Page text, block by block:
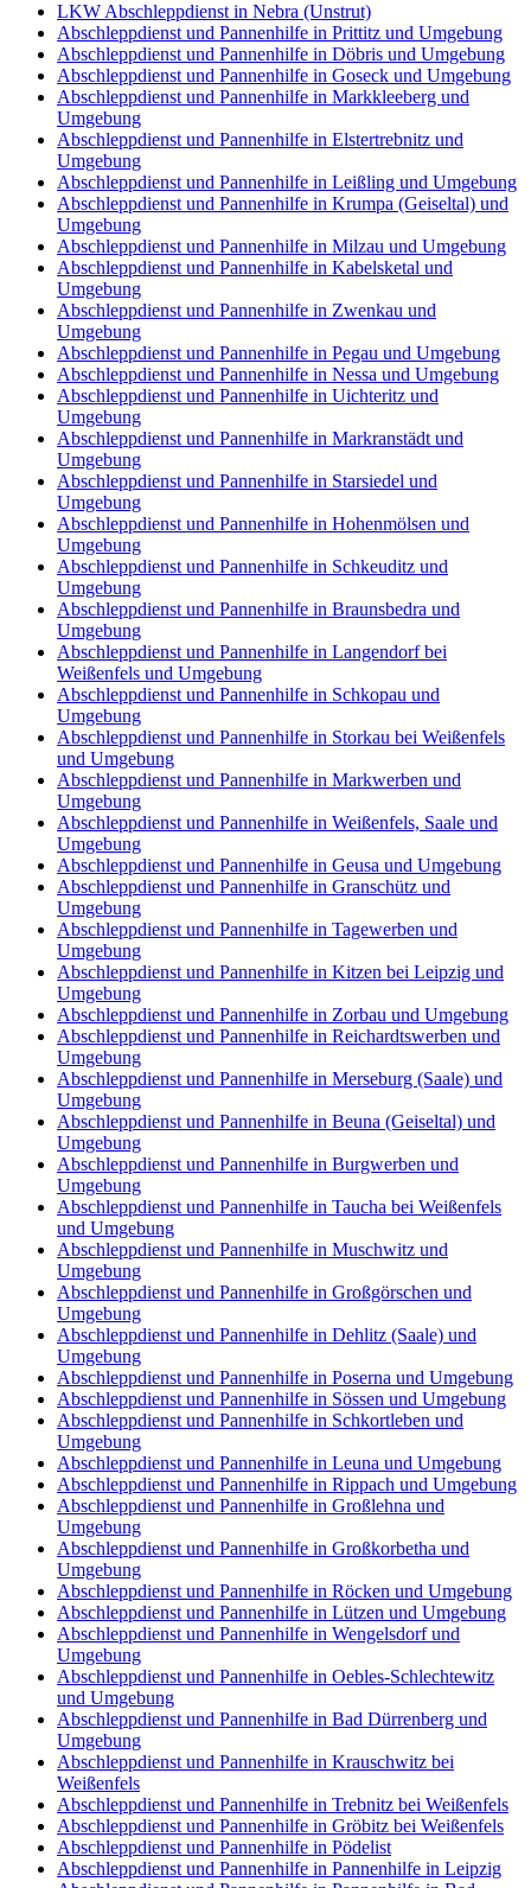
LKW Abschleppdienst in Nebra (Unstrut)
Abschleppdienst und Pannenhilfe in Prittitz und Umgebung
Abschleppdienst und Pannenhilfe in Döbris und Umgebung
Abschleppdienst und Pannenhilfe in Goseck und Umgebung
Abschleppdienst und Pannenhilfe in Markkleeberg und
Umgebung
Abschleppdienst und Pannenhilfe in Elstertrebnitz und
Umgebung
Abschleppdienst und Pannenhilfe in Leißling und Umgebung
Abschleppdienst und Pannenhilfe in Krumpa (Geiseltal) und
Umgebung
Abschleppdienst und Pannenhilfe in Milzau und Umgebung
Abschleppdienst und Pannenhilfe in Kabelsketal und
Umgebung
Abschleppdienst und Pannenhilfe in Zwenkau und
Umgebung
Abschleppdienst und Pannenhilfe in Pegau und Umgebung
Abschleppdienst und Pannenhilfe in Nessa und Umgebung
Abschleppdienst und Pannenhilfe in Uichteritz und
Umgebung
Abschleppdienst und Pannenhilfe in Markranstädt und
Umgebung
Abschleppdienst und Pannenhilfe in Starsiedel und
Umgebung
Abschleppdienst und Pannenhilfe in Hohenmölsen und
Umgebung
Abschleppdienst und Pannenhilfe in Schkeuditz und
Umgebung
Abschleppdienst und Pannenhilfe in Braunsbedra und
Umgebung
Abschleppdienst und Pannenhilfe in Langendorf bei
Weißenfels und Umgebung
Abschleppdienst und Pannenhilfe in Schkopau und
Umgebung
Abschleppdienst und Pannenhilfe in Storkau bei Weißenfels
und Umgebung
Abschleppdienst und Pannenhilfe in Markwerben und
Umgebung
Abschleppdienst und Pannenhilfe in Weißenfels, Saale und
Umgebung
Abschleppdienst und Pannenhilfe in Geusa und Umgebung
Abschleppdienst und Pannenhilfe in Granschütz und
Umgebung
Abschleppdienst und Pannenhilfe in Tagewerben und
Umgebung
Abschleppdienst und Pannenhilfe in Kitzen bei Leipzig und
Umgebung
Abschleppdienst und Pannenhilfe in Zorbau und Umgebung
Abschleppdienst und Pannenhilfe in Reichardtswerben und
Umgebung
Abschleppdienst und Pannenhilfe in Merseburg (Saale) und
Umgebung
Abschleppdienst und Pannenhilfe in Beuna (Geiseltal) und
Umgebung
Abschleppdienst und Pannenhilfe in Burgwerben und
Umgebung
Abschleppdienst und Pannenhilfe in Taucha bei Weißenfels
und Umgebung
Abschleppdienst und Pannenhilfe in Muschwitz und
Umgebung
Abschleppdienst und Pannenhilfe in Großgörschen und
Umgebung
Abschleppdienst und Pannenhilfe in Dehlitz (Saale) und
Umgebung
Abschleppdienst und Pannenhilfe in Poserna und Umgebung
Abschleppdienst und Pannenhilfe in Sössen und Umgebung
Abschleppdienst und Pannenhilfe in Schkortleben und
Umgebung
Abschleppdienst und Pannenhilfe in Leuna und Umgebung
Abschleppdienst und Pannenhilfe in Rippach und Umgebung
Abschleppdienst und Pannenhilfe in Großlehna und
Umgebung
Abschleppdienst und Pannenhilfe in Großkorbetha und
Umgebung
Abschleppdienst und Pannenhilfe in Röcken und Umgebung
Abschleppdienst und Pannenhilfe in Lützen und Umgebung
Abschleppdienst und Pannenhilfe in Wengelsdorf und
Umgebung
Abschleppdienst und Pannenhilfe in Oebles-Schlechtewitz
und Umgebung
Abschleppdienst und Pannenhilfe in Bad Dürrenberg und
Umgebung
Abschleppdienst und Pannenhilfe in Krauschwitz bei
Weißenfels
Abschleppdienst und Pannenhilfe in Trebnitz bei Weißenfels
Abschleppdienst und Pannenhilfe in Gröbitz bei Weißenfels
Abschleppdienst und Pannenhilfe in Pödelist
Abschleppdienst und Pannenhilfe in Pannenhilfe in Leipzig